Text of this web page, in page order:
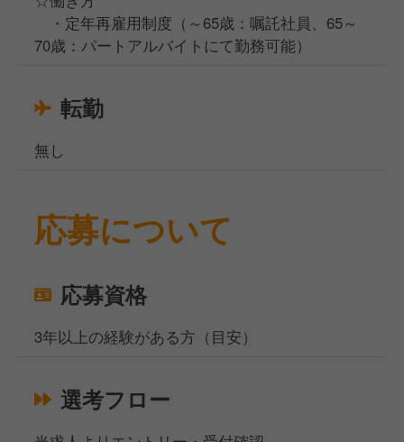
・定年再雇用制度（～65歳：嘱託社員、65～
70歳：パートアルバイトにて勤務可能）
転勤
無し
応募について
応募資格
3年以上の経験がある方（目安）
選考フロー